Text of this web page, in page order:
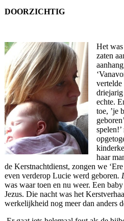
DOORZICHTIG
Het
zaten
vertelde
driejarig
echte.
toe, ’je
haar
de Kerstnachtdienst, zongen we
even verderop Lucie werd geboren.
was waar toen en nu weer. Een
Jezus. Die nacht was het
werkelijkheid nog meer dan anders